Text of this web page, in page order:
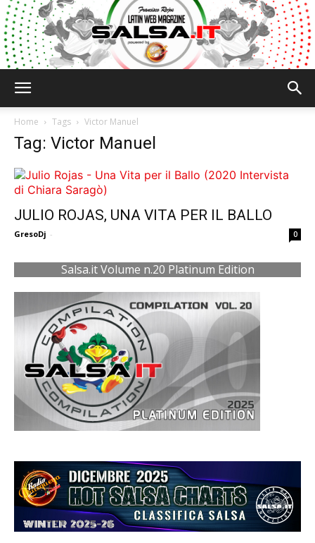
Home Tags Victor Manuel
Tag: Victor Manuel
JULIO ROJAS, UNA VITA PER IL BALLO
GresoDj - 0
Salsa.it Volume n.20 Platinum Edition